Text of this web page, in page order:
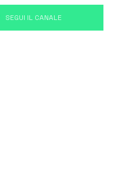
‎SEGUI IL CANALE